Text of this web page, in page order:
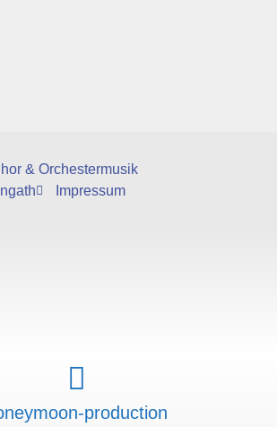
& Orchestermusik
Impressum
production